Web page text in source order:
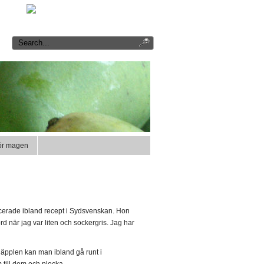
magen
ibland recept i Sydsvenskan. Hon
när jag var liten och sockergris. Jag har
kan man ibland gå runt i